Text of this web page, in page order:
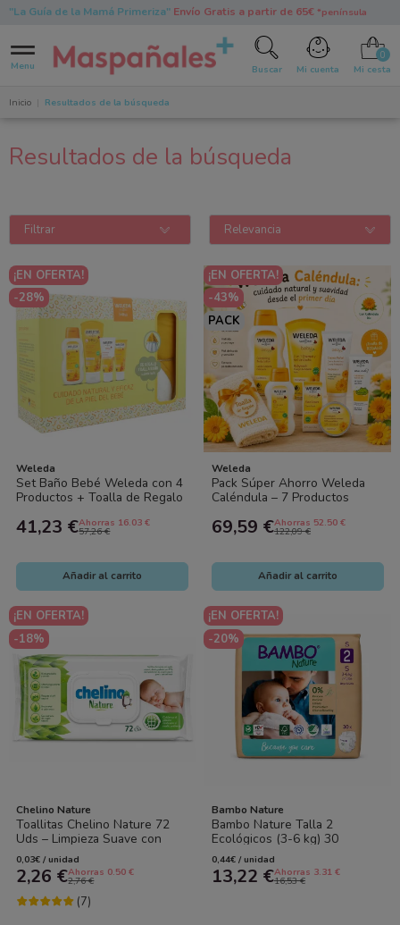
"La Guía de la Mamá Primeriza"Envío Gratis a partir de 65€ *península
Menu Buscar Mi cuenta Mi cesta
Inicio Resultados de la búsqueda
Resultados de la búsqueda
Filtrar Relevancia
¡EN OFERTA!
-28%
Weleda
Set Baño Bebé Weleda con 4
Productos + Toalla de Regalo
41,23 €Ahorras 16.03 €
57,26 €
Añadir al carrito
¡EN OFERTA!
-43%
PACK
Weleda
Pack Súper Ahorro Weleda
Caléndula – 7 Productos
la Piel...
69,59 €Ahorras 52.50 €
122,09 €
Añadir al carrito
¡EN OFERTA!
-18%
Chelino Nature
Toallitas Chelino Nature 72
Uds – Limpieza Suave con
Cuidado Natural para el Bebé
0,03€ / unidad
2,26 €Ahorras 0.50 €
2,76 €
(7)
¡EN OFERTA!
-20%
Bambo Nature
Bambo Nature Talla 2
Ecológicos (3-6 kg) 30
Pañales – Cuidado Natural
Premium para la...
0,44€ / unidad
13,22 €Ahorras 3.31 €
16,53 €